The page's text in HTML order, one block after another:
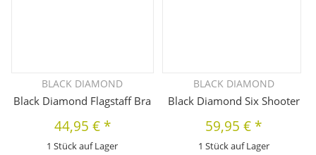
BLACK DIAMOND
Black Diamond Flagstaff Bra
44,95 € *
1 Stück auf Lager
BLACK DIAMOND
Black Diamond Six Shooter
59,95 € *
1 Stück auf Lager